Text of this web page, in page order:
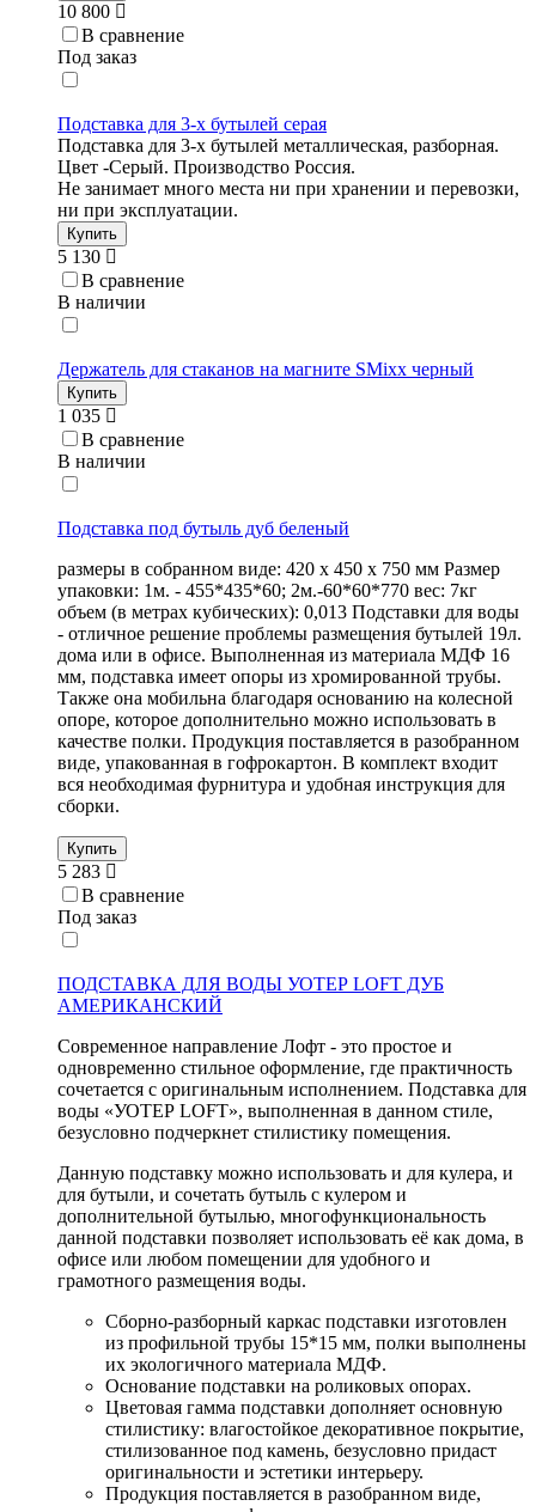
10 800
В сравнение
Под заказ
Подставка для 3-х бутылей серая
Подставка для 3-х бутылей металлическая, разборная.
Цвет -Серый. Производство Россия.
Не занимает много места ни при хранении и перевозки,
ни при эксплуатации.
Купить
5 130
В сравнение
В наличии
Держатель для стаканов на магните SMixx черный
Купить
1 035
В сравнение
В наличии
Подставка под бутыль дуб беленый
размеры в собранном виде: 420 х 450 х 750 мм Размер
упаковки: 1м. - 455*435*60; 2м.-60*60*770 вес: 7кг
объем (в метрах кубических): 0,013 Подставки для воды
- отличное решение проблемы размещения бутылей 19л.
дома или в офисе. Выполненная из материала МДФ 16
мм, подставка имеет опоры из хромированной трубы.
Также она мобильна благодаря основанию на колесной
опоре, которое дополнительно можно использовать в
качестве полки. Продукция поставляется в разобранном
виде, упакованная в гофрокартон. В комплект входит
вся необходимая фурнитура и удобная инструкция для
сборки.
Купить
5 283
В сравнение
Под заказ
ПОДСТАВКА ДЛЯ ВОДЫ УОТЕР LOFT ДУБ
АМЕРИКАНСКИЙ
Современное направление Лофт - это простое и
одновременно стильное оформление, где практичность
сочетается с оригинальным исполнением. Подставка для
воды «УОТЕР LOFT», выполненная в данном стиле,
безусловно подчеркнет стилистику помещения.
Данную подставку можно использовать и для кулера, и
для бутыли, и сочетать бутыль с кулером и
дополнительной бутылью, многофункциональность
данной подставки позволяет использовать её как дома, в
офисе или любом помещении для удобного и
грамотного размещения воды.
Сборно-разборный каркас подставки изготовлен
из профильной трубы 15*15 мм, полки выполнены
их экологичного материала МДФ.
Основание подставки на роликовых опорах.
Цветовая гамма подставки дополняет основную
стилистику: влагостойкое декоративное покрытие,
стилизованное под камень, безусловно придаст
оригинальности и эстетики интерьеру.
Продукция поставляется в разобранном виде,